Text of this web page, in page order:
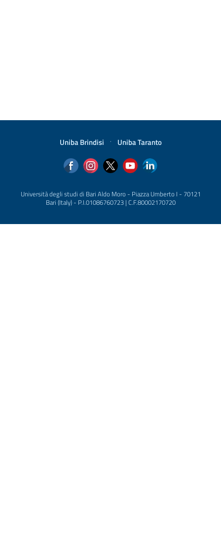
Uniba Brindisi · Uniba Taranto
Università degli studi di Bari Aldo Moro - Piazza Umberto I - 70121
Bari (Italy) - P.I.01086760723 | C.F.80002170720